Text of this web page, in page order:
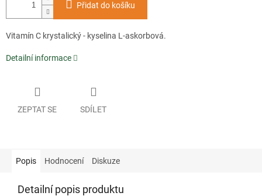
Přidat do košíku
Vitamín C krystalický - kyselina L-askorbová.
Detailní informace
ZEPTAT SE SDÍLET
Popis Hodnocení Diskuze
Detailní popis produktu